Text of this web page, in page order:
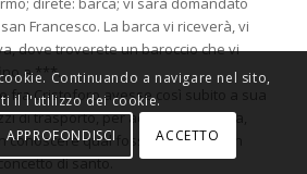
Francesco. La barca vi riceverà, vi
dove troverete un baroccio che vi
a ***.
fra Cristoforo avesse così subito a sua
di trasporto, per acqua e per terra,
conoscere qual fosse il potere d’un
di santo.
Continuando a navigare nel sito,
il l'utilizzo dei cookie.
APPROFONDISCI ACCETTO